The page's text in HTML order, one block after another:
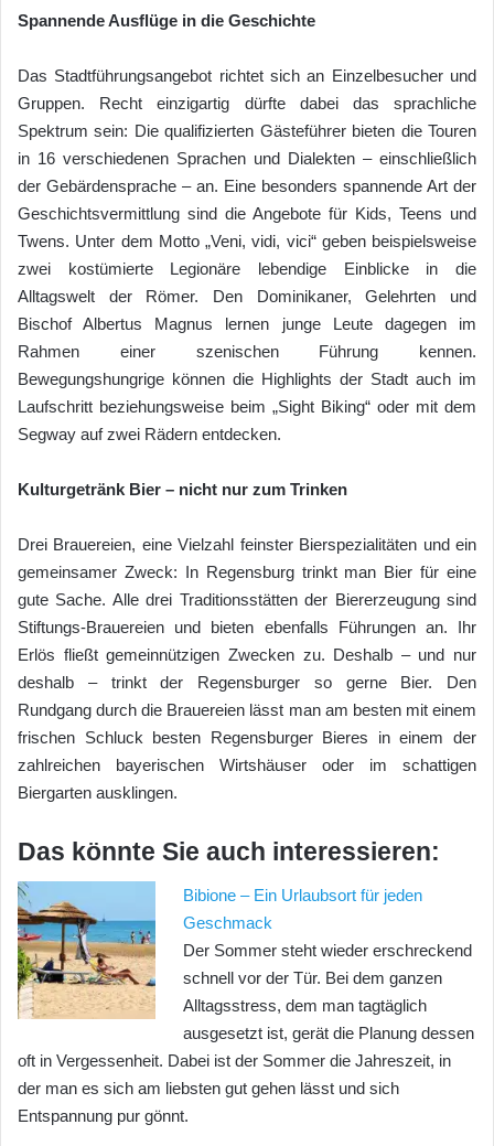
Spannende Ausflüge in die Geschichte
Das Stadtführungsangebot richtet sich an Einzelbesucher und
Gruppen. Recht einzigartig dürfte dabei das sprachliche
Spektrum sein: Die qualifizierten Gästeführer bieten die Touren
in 16 verschiedenen Sprachen und Dialekten – einschließlich
der Gebärdensprache – an. Eine besonders spannende Art der
Geschichtsvermittlung sind die Angebote für Kids, Teens und
Twens. Unter dem Motto „Veni, vidi, vici“ geben beispielsweise
zwei kostümierte Legionäre lebendige Einblicke in die
Alltagswelt der Römer. Den Dominikaner, Gelehrten und
Bischof Albertus Magnus lernen junge Leute dagegen im
Rahmen einer szenischen Führung kennen.
Bewegungshungrige können die Highlights der Stadt auch im
Laufschritt beziehungsweise beim „Sight Biking“ oder mit dem
Segway auf zwei Rädern entdecken.
Kulturgetränk Bier – nicht nur zum Trinken
Drei Brauereien, eine Vielzahl feinster Bierspezialitäten und ein
gemeinsamer Zweck: In Regensburg trinkt man Bier für eine
gute Sache. Alle drei Traditionsstätten der Biererzeugung sind
Stiftungs-Brauereien und bieten ebenfalls Führungen an. Ihr
Erlös fließt gemeinnützigen Zwecken zu. Deshalb – und nur
deshalb – trinkt der Regensburger so gerne Bier. Den
Rundgang durch die Brauereien lässt man am besten mit einem
frischen Schluck besten Regensburger Bieres in einem der
zahlreichen bayerischen Wirtshäuser oder im schattigen
Biergarten ausklingen.
Das könnte Sie auch interessieren:
Bibione – Ein Urlaubsort für jeden
Geschmack
Der Sommer steht wieder erschreckend
schnell vor der Tür. Bei dem ganzen
Alltagsstress, dem man tagtäglich
ausgesetzt ist, gerät die Planung dessen
oft in Vergessenheit. Dabei ist der Sommer die Jahreszeit, in
der man es sich am liebsten gut gehen lässt und sich
Entspannung pur gönnt.